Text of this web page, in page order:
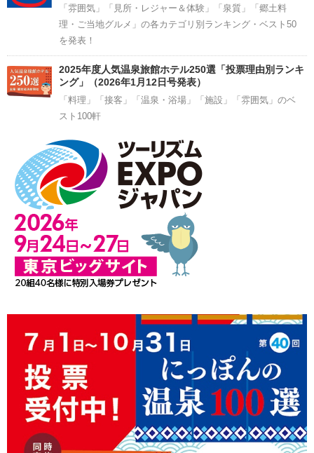
「雰囲気」「見所・レジャー＆体験」「泉質」「郷土料
理・ご当地グルメ」の各カテゴリ別ランキング・ベスト50
を発表！
2025年度人気温泉旅館ホテル250選「投票理由別ランキ
ング」（2026年1月12日号発表）
「料理」「接客」「温泉・浴場」「施設」「雰囲気」のベ
スト100軒